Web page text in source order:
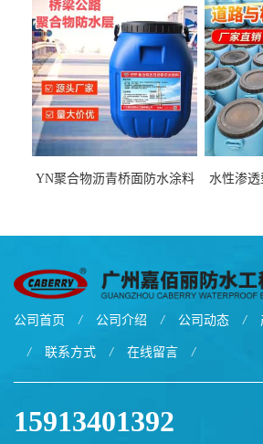
YN聚合物沥青桥面防水涂料
水性渗
公司首页 / 公司介绍 / 公司动态 /
/ 联系方式 / 在线留言 /
15913401392